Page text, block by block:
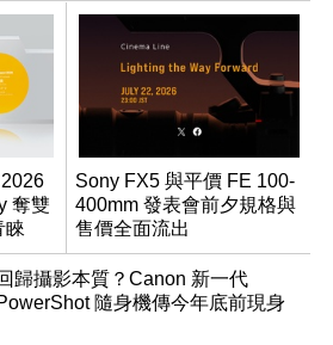
奪雙
睞
Sony FX5 與平價 FE 100-
400mm 發表會前夕規格與
售價全面流出
歸攝影本質？Canon 新一代
隨身機傳今年底前現身